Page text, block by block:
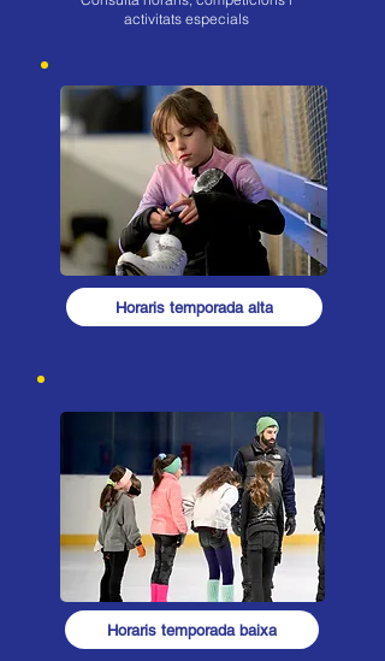
activitats especials
Horaris temporada alta
Horaris temporada baixa